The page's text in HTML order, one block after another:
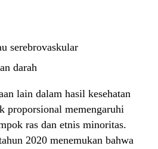
serebrovaskular
darah
lain dalam hasil kesehatan
proporsional memengaruhi
ras dan etnis minoritas.
2020 menemukan bahwa